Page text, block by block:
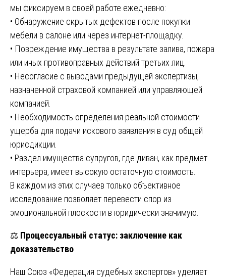
мы фиксируем в своей работе ежедневно:
• Обнаружение скрытых дефектов после покупки
мебели в салоне или через интернет-площадку.
• Повреждение имущества в результате залива, пожара
или иных противоправных действий третьих лиц.
• Несогласие с выводами предыдущей экспертизы,
назначенной страховой компанией или управляющей
компанией.
• Необходимость определения реальной стоимости
ущерба для подачи искового заявления в суд общей
юрисдикции.
• Раздел имущества супругов, где диван, как предмет
интерьера, имеет высокую остаточную стоимость.
В каждом из этих случаев только объективное
исследование позволяет перевести спор из
эмоциональной плоскости в юридически значимую.
⚖️ Процессуальный статус: заключение как
доказательство
Наш Союз «Федерация судебных экспертов» уделяет